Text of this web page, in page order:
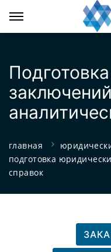
главная
подготовка
справок